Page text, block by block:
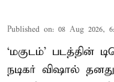
Published on: 08 Aug 2026,
‘மகுடம்’ படத்தின்
நடிகர் விஷால்